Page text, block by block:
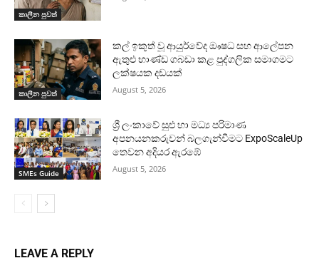
කාලීන පුවත්
කාලීන පුවත්
කල් ඉකුත් වූ ආයුර්වේද ඖෂධ සහ ආලේපන
ඇතුළු භාණ්ඩ ගබඩා කළ පුද්ගලික සමාගමට
ලක්ෂයක දඩයක්
August 5, 2026
SMEs Guide
ශ්‍රී ලංකාවේ සුළු හා මධ්‍ය පරිමාණ
අපනයනකරුවන් බලගැන්වීමට ExpoScaleUp
තෙවන අදියර ඇරඹේ
August 5, 2026
LEAVE A REPLY